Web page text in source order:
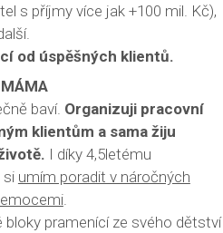
s příjmy více jak +100 mil. Kč),
od úspěšných klientů.
baví. Organizuji pracovní
klientům a sama žiju
I díky 4,5letému
si umím poradit v náročných
.
bloky pramenící ze svého dětství